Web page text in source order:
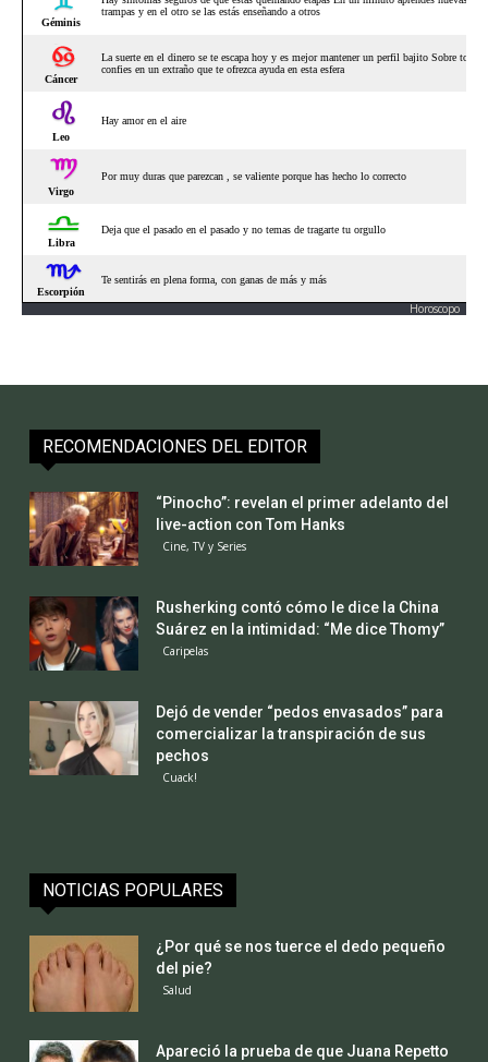
Horoscopo
RECOMENDACIONES DEL EDITOR
“Pinocho”: revelan el primer adelanto del
live-action con Tom Hanks
Cine, TV y Series
Rusherking contó cómo le dice la China
Suárez en la intimidad: “Me dice Thomy”
Caripelas
Dejó de vender “pedos envasados” para
comercializar la transpiración de sus
pechos
Cuack!
NOTICIAS POPULARES
¿Por qué se nos tuerce el dedo pequeño
del pie?
Salud
Apareció la prueba de que Juana Repetto